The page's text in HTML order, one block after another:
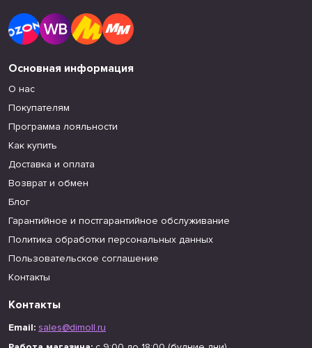
Основная информация
О нас
Покупателям
Программа лояльности
Как купить
Доставка и оплата
Возврат и обмен
Блог
Гарантийное и постгарантийное обслуживание
Политика обработки персональных данных
Пользовательское соглашение
Контакты
Контакты
Email: sales@dimoll.ru